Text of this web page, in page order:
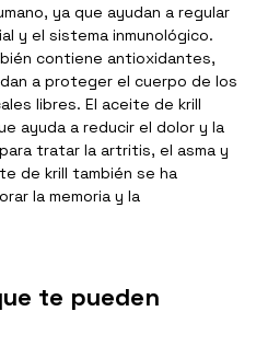
ya que ayudan a regular
y el sistema inmunológico.
contiene antioxidantes,
a proteger el cuerpo de los
libres. El aceite de krill
ayuda a reducir el dolor y la
tratar la artritis, el asma y
de krill también se ha
la memoria y la
te pueden